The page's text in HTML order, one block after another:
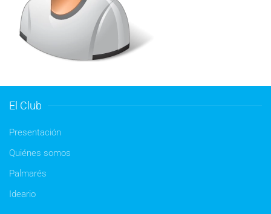
El Club
Presentación
Quiénes somos
Palmarés
Ideario